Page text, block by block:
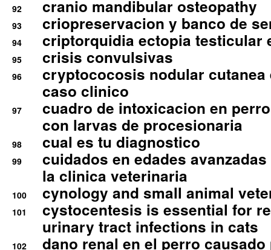
92 cranio mandibular osteopathy
93 criopreservacion y banco de
94 criptorquidia ectopia testicular
95 crisis convulsivas
96
cryptococosis nodular cutanea
caso clinico
97
cuadro de intoxicacion en
con larvas de procesionaria
98 cual es tu diagnostico
99
cuidados en edades
la clinica veterinaria
100 cynology and small animal
101
cystocentesis is essential for
urinary tract infections in cats
102
dano renal en el perro